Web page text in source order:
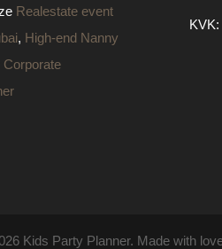
Realestate event
, High-end Nanny
Corporate
KVK:
Kids Party Planner. Made with